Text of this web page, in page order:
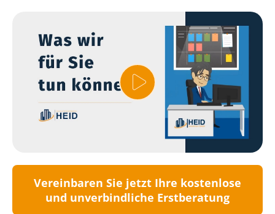
Vereinbaren Sie jetzt Ihre kostenlose
und unverbindliche Erstberatung